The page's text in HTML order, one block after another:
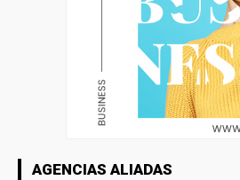
AGENCIAS ALIADAS